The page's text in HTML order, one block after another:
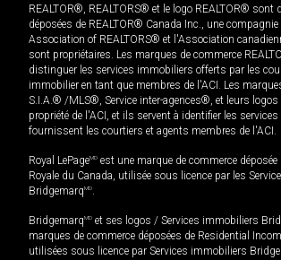
REALTOR®, REALTORS® et le logo REALTOR® sont
déposées de REALTOR® Canada Inc., une
Association of REALTORS® et l'Association
sont propriétaires. Les marques de commerce
distinguer les services immobiliers offerts par les
immobilier en tant que membres de l'ACI. Les
S.I.A.® /MLS®, Service inter-agences®, et leurs
propriété de l'ACI, et ils servent à identifier les
fournissent les courtiers et agents membres de l'ACI.
Royal LePageMD est une marque de commerce déposée
Royale du Canada, utilisée sous licence par les
BridgemarqMD.
BridgemarqMD et ses logos / Services immobiliers
marques de commerce déposées de Residential
utilisées sous licence par Services immobiliers